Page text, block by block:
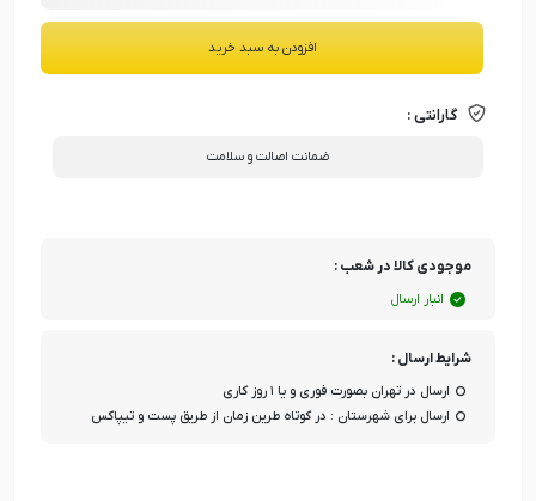
افزودن به سبد خرید
گارانتی :
ضمانت اصالت و سلامت
موجودی کالا در شعب :
انبار ارسال
شرایط ارسال :
ارسال در تهران بصورت فوری و یا ۱ روز کاری
ارسال برای شهرستان : در کوتاه طرین زمان از طریق پست و تیپاکس